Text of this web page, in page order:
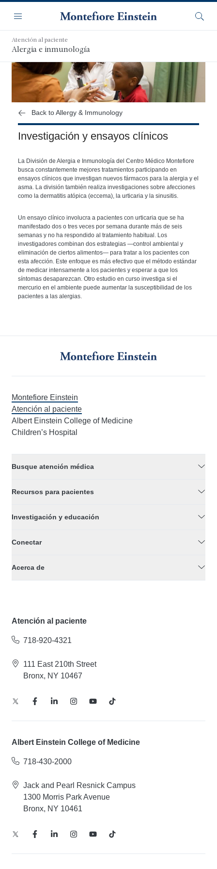
contenido
principal
Navegación
Menú
Atención al paciente
Alergia e inmunología
Back to Allergy & Immunology
Investigación y ensayos clínicos
La División de Alergia e Inmunología del Centro Médico Montefiore
busca constantemente mejores tratamientos participando en
ensayos clínicos que investigan nuevos fármacos para la alergia y el
asma. La división también realiza investigaciones sobre afecciones
como la dermatitis atópica (eccema), la urticaria y la sinusitis.
Un ensayo clínico involucra a pacientes con urticaria que se ha
manifestado dos o tres veces por semana durante más de seis
semanas y no ha respondido al tratamiento habitual. Los
investigadores combinan dos estrategias —control ambiental y
eliminación de ciertos alimentos— para tratar a los pacientes con
esta afección. Este enfoque es más efectivo que el método estándar
de medicar intensamente a los pacientes y esperar a que los
síntomas desaparezcan. Otro estudio en curso investiga si el
mercurio en el ambiente puede aumentar la susceptibilidad de los
pacientes a las alergias.
Montefiore Einstein
Atención al paciente
Albert Einstein College of Medicine
Children’s Hospital
Busque atención médica
Recursos para pacientes
Investigación y educación
Conectar
Acerca de
Atención al paciente
718-920-4321
111 East 210th Street
Bronx, NY 10467
Albert Einstein College of Medicine
718-430-2000
Jack and Pearl Resnick Campus
1300 Morris Park Avenue
Bronx, NY 10461